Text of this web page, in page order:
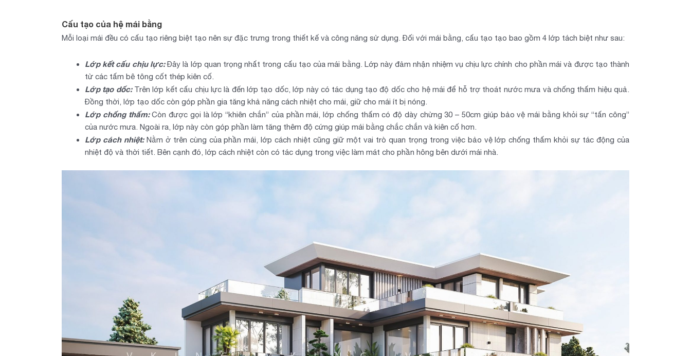
Cấu tạo của hệ mái bằng
Mỗi loại mái đều có cấu tạo riêng biệt tạo nên sự đặc trưng trong thiết kế và công năng sử dụng. Đối với mái bằng, cấu tạo tạo bao gồm 4 lớp tách biệt như sau:
Lớp kết cấu chịu lực:Đây là lớp quan trọng nhất trong cấu tạo của mái bằng. Lớp này đảm nhận nhiệm vụ chịu lực chính cho phần mái và được tạo thành
từ các tấm bê tông cốt thép kiên cố.
Lớp tạo dốc:Trên lớp kết cấu chịu lực là đến lớp tạo dốc, lớp này có tác dụng tạo độ dốc cho hệ mái để hỗ trợ thoát nước mưa và chống thấm hiệu quả.
Đồng thời, lớp tạo dốc còn góp phần gia tăng khả năng cách nhiệt cho mái, giữ cho mái ít bị nóng.
Lớp chống thấm:Còn được gọi là lớp “khiên chắn” của phần mái, lớp chống thấm có độ dày chừng 30 – 50cm giúp bảo vệ mái bằng khỏi sự “tấn công”
của nước mưa. Ngoài ra, lớp này còn góp phần làm tăng thêm độ cứng giúp mái bằng chắc chắn và kiên cố hơn.
Lớp cách nhiệt:Nằm ở trên cùng của phần mái, lớp cách nhiệt cũng giữ một vai trò quan trọng trong việc bảo vệ lớp chống thấm khỏi sự tác động của
nhiệt độ và thời tiết. Bên cạnh đó, lớp cách nhiệt còn có tác dụng trong việc làm mát cho phần hông bên dưới mái nhà.